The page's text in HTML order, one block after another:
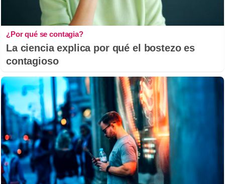
¿Por qué se contagia?
La ciencia explica por qué el bostezo es
contagioso